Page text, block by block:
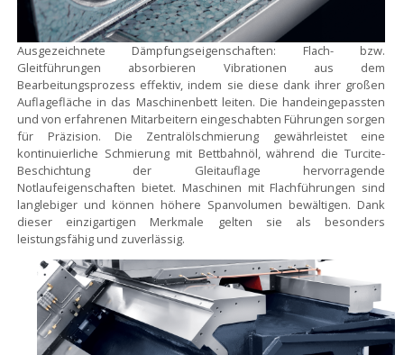
Ausgezeichnete Dämpfungseigenschaften: Flach- bzw.
Gleitführungen absorbieren Vibrationen aus dem
Bearbeitungsprozess effektiv, indem sie diese dank ihrer großen
Auflagefläche in das Maschinenbett leiten. Die handeingepassten
und von erfahrenen Mitarbeitern eingeschabten Führungen sorgen
für Präzision. Die Zentralölschmierung gewährleistet eine
kontinuierliche Schmierung mit Bettbahnöl, während die Turcite-
Beschichtung der Gleitauflage hervorragende
Notlaufeigenschaften bietet. Maschinen mit Flachführungen sind
langlebiger und können höhere Spanvolumen bewältigen. Dank
dieser einzigartigen Merkmale gelten sie als besonders
leistungsfähig und zuverlässig.